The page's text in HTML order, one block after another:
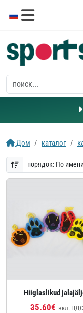
Дом каталог
Hiiglaslikud
35.60€ вкл. НДС